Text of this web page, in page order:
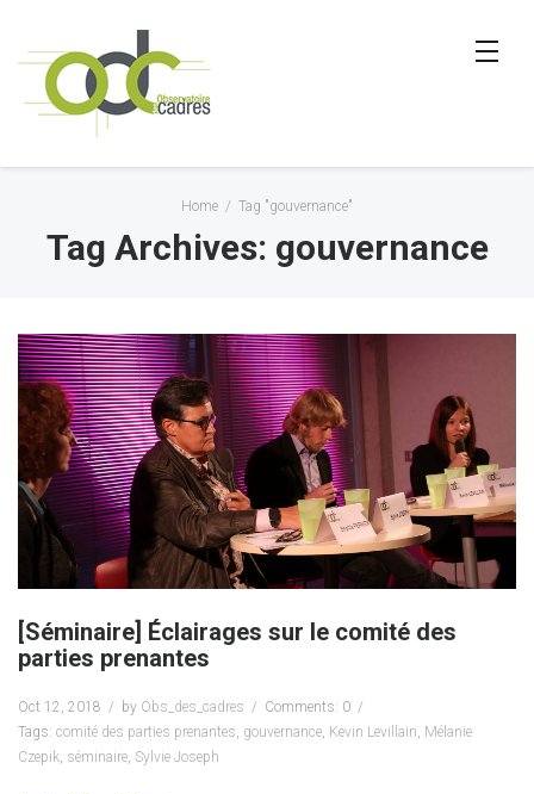
Home / Tag "gouvernance"
Tag Archives: gouvernance
[Séminaire] Éclairages sur le comité des
parties prenantes
Oct 12, 2018 by Obs_des_cadres
Comments: 0
Tags: comité des parties prenantes, gouvernance, Kevin Levillain, Mélanie
Czepik, séminaire, Sylvie Joseph